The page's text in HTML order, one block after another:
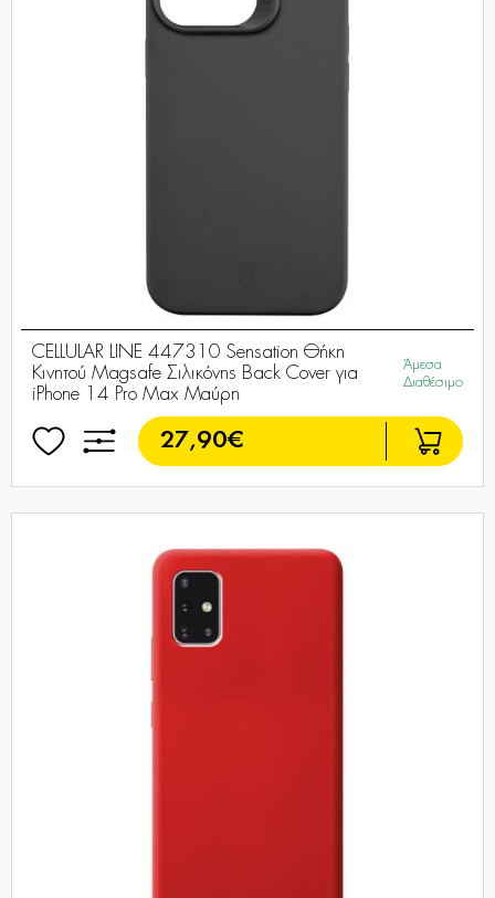
CELLULAR LINE 447310 Sensation Θήκη
Κινητού Magsafe Σιλικόνης Back Cover για
iPhone 14 Pro Max Μαύρη
Άμεσα
Διαθέσιμο
27,90€